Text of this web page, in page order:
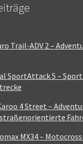
Trail-ADV 2 –
SportAttack 5 –
4 Street –
MX34 –